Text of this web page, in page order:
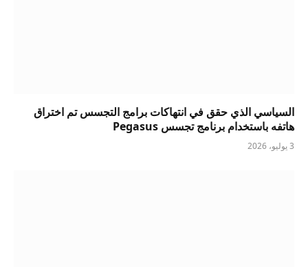
السياسي الذي حقق في انتهاكات برامج التجسس تم اختراق
هاتفه باستخدام برنامج تجسس Pegasus
3 يوليو، 2026